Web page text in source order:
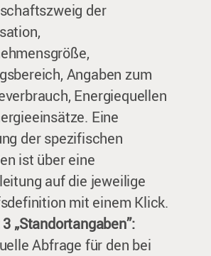
der
Angaben zum
Energiequellen
Eine
der spezifischen
ist über eine
auf die jeweilige
mit einem Klick.
„Standortangaben”:
Abfrage für den bei